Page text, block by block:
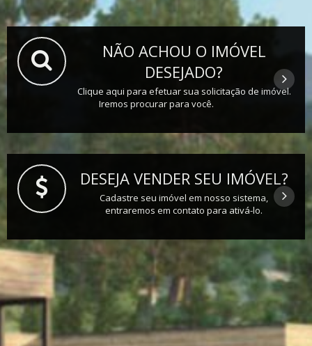
NÃO ACHOU O IMÓVEL
DESEJADO?
Clique aqui para efetuar sua solicitação de imóvel.
Iremos procurar para você.
DESEJA VENDER SEU IMÓVEL?
Cadastre seu imóvel em nosso sistema,
entraremos em contato para ativá-lo.